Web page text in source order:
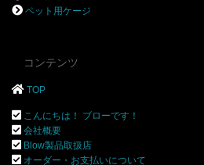
ペット用ケージ
コンテンツ
TOP
こんにちは！ ブローです！
会社概要
Blow製品取扱店
オーダー・お支払いについて